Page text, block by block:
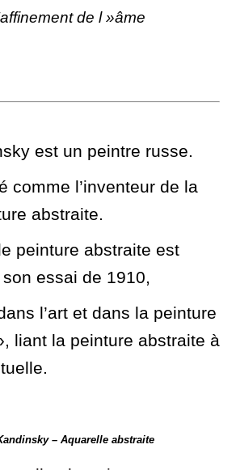
de l »âme
est un peintre russe.
comme l’inventeur de la
abstraite.
peinture abstraite est
essai de 1910,
l’art et dans la peinture
liant la peinture abstraite à
– Aquarelle abstraite